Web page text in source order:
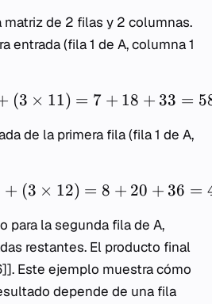
matriz de 2 filas y 2 columnas.
entrada (fila 1 de A, columna 1
(3 × 11) = 7 + 18 + 33 =
de la primera fila (fila 1 de A,
+ (3 × 12) = 8 + 20 + 36 =
para la segunda fila de A,
restantes. El producto final
Este ejemplo muestra cómo
depende de una fila